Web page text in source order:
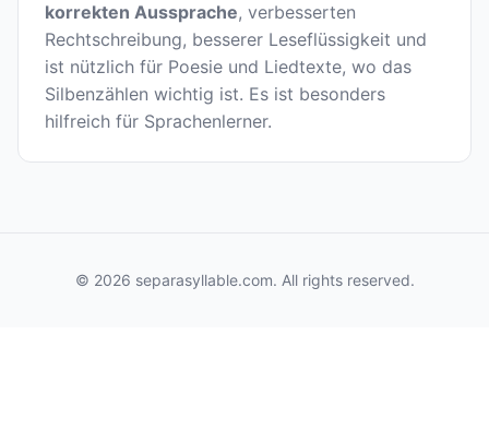
korrekten Aussprache, verbesserten
Rechtschreibung, besserer Leseflüssigkeit und
ist nützlich für Poesie und Liedtexte, wo das
Silbenzählen wichtig ist. Es ist besonders
hilfreich für Sprachenlerner.
© 2026 separasyllable.com. All rights reserved.